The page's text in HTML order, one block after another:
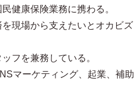
健康保険業務に携わる。
現場から支えたいとオカビズ
フを兼務している。
マーケティング、起業、補助